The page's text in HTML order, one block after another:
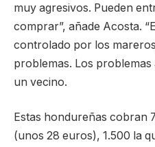
muy agresivos. Pueden
comprar”, añade Acosta.
controlado por los
problemas. Los problemas
un vecino.
Estas hondureñas cobran
(unos 28 euros), 1.500 la